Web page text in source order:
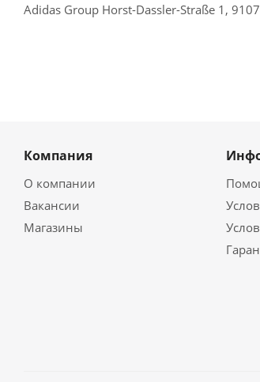
Adidas Group Horst-Dassler-Straße 1,
Компания
О компании
Вакансии
Магазины